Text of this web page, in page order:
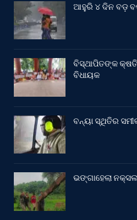
ଆହୁରି ୪ ଦିନ ବଡ଼
ବିସ୍ଥାପିତଙ୍କ
ବିଧାୟକ
ବନ୍ୟା ସ୍ଥିତିର
ଭଙ୍ଗାହେଲା